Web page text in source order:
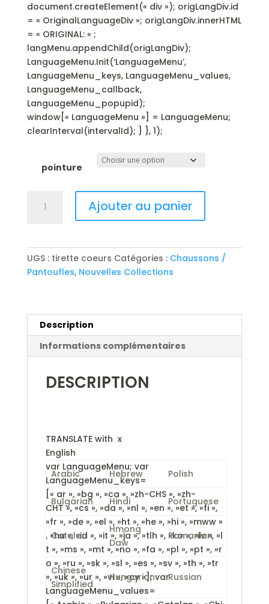
document.createElement(« div »); origLangDiv.id
= « OriginalLanguageDiv »; origLangDiv.innerHTML
= « ORIGINAL: « ;
langMenu.appendChild(origLangDiv);
LanguageMenu.Init(‘LanguageMenu’,
LanguageMenu_keys, LanguageMenu_values,
LanguageMenu_callback,
LanguageMenu_popupid);
window[« LanguageMenu »] = LanguageMenu;
clearInterval(intervalId); } }, 1);
pointure
tirette
Ajouter au panier
e
UGS : tirette coeurs Catégories : Chaussons /
Pantoufles, Nouvelles Collections
Description
Informations complémentaires
DESCRIPTION
TRANSLATE with x
English
Arabic
Hebrew Polish
Bulgarian Hindi Portuguese
Catalan
Hmong
Daw
Romanian
Chinese
Simplified
Hungarian Russian
var LanguageMenu; var
LanguageMenu_keys=
[« ar », »bg », »ca », »zh-CHS », »zh-
CHT », »cs », »da », »nl », »en », »et », »fi »,
»fr », »de », »el », »ht », »he », »hi », »mww »
, »hu », »id », »it », »ja », »tlh », »ko », »lv », »l
t », »ms », »mt », »no », »fa », »pl », »pt », »r
o », »ru », »sk », »sl », »es », »sv », »th », »tr
», »uk », »ur », »vi », »cy »]; var
LanguageMenu_values=